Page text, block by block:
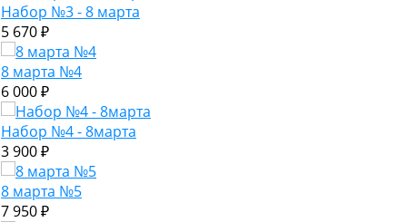
Набор №3 - 8 марта
5 670 ₽
8 марта №4
6 000 ₽
Набор №4 - 8марта
3 900 ₽
8 марта №5
7 950 ₽